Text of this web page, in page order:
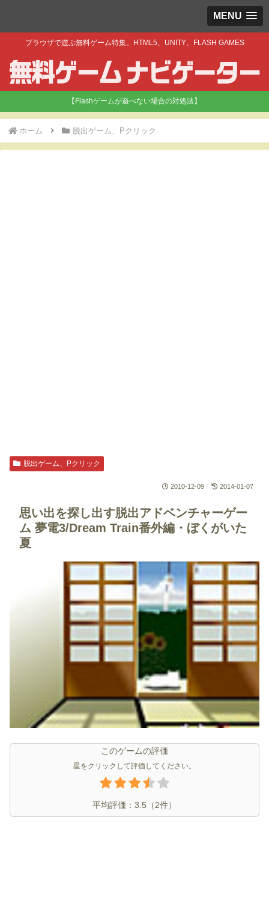
MENU
ブラウザで遊ぶ無料ゲーム特集。HTML5、UNITY、FLASH GAMES
【Flashゲームが遊べない場合の対処法】
ホーム 脱出ゲーム、Pクリック
脱出ゲーム、Pクリック
2010-12-09 2014-01-07
思い出を探し出す脱出アドベンチャーゲー
ム 夢電3/Dream Train番外編・ぼくがいた
夏
このゲームの評価
星をクリックして評価してください。
平均評価： 3.5 （2件）